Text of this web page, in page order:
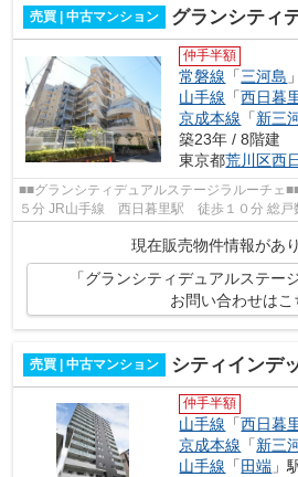
売買 | 中古マンション グランシティデュア
仲手半額
常磐線 「三河島
山手線 「西日暮
京成本線 「新三
築23年 / 8階建
東京都荒川区西
■■グランシティデュアルステージラルーチェ■■ JR常磐線 三河島駅 徒
５分 JR山手線 西日暮里駅 徒歩１０分 総戸数４３戸 鉄筋コンクリート造
現在販売物件情報があ
「グランシティデュアルステー
お問い合わせはこ
売買 | 中古マンション シティインデ
仲手半額
山手線 「西日暮
京成本線 「新三
山手線 「 田端 」